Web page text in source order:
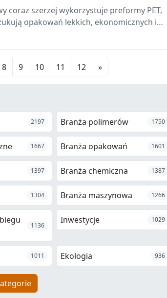
coraz szerzej wykorzystuje preformy PET,
opakowań lekkich, ekonomicznych i
Rosnąca produkcja lokalna, wzrost
napojów, żywności, farmaceutyków i
8 9 10 11 12 »
2197 Branża polimerów 1750
1667 Branża opakowań 1601
1397 Branża chemiczna 1387
1304 Branża maszynowa 1266
1136
Inwestycje 1029
1011 Ekologia 936